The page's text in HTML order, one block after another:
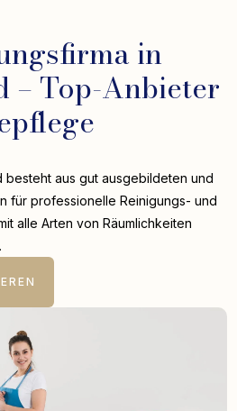
in
– Top-Anbieter
besteht aus gut ausgebildeten und
für professionelle Reinigungs- und
alle Arten von Räumlichkeiten